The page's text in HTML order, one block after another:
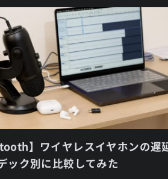
】ワイヤレスイヤホンの遅
ック別に比較してみた